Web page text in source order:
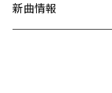
新曲情報